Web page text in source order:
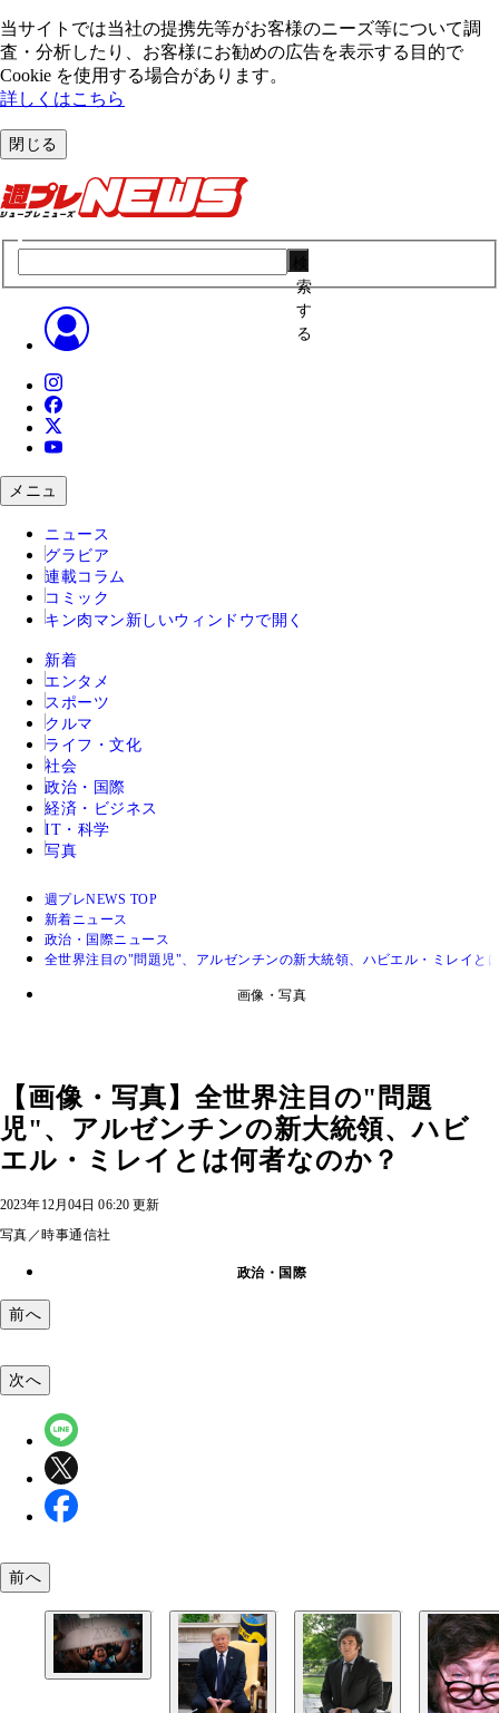
当サイトでは当社の提携先等がお客様のニーズ等について調
査・分析したり、お客様にお勧めの広告を表⽰する⽬的で
Cookie を使⽤する場合があります。
詳しくはこちら
閉じる
索
す
る
メニュ
ニュース
グラビア
連載コラム
コミック
キン肉マン 新しいウィンドウで開く
新着
エンタメ
スポーツ
クルマ
ライフ・文化
社会
政治・国際
経済・ビジネス
IT・科学
写真
週プレNEWS TOP
新着ニュース
政治・国際ニュース
全世界注目の"問題児"、アルゼンチンの新大統領、ハビエル・ミレイと
画像・写真
【画像・写真】全世界注目の"問題
児"、アルゼンチンの新大統領、ハビ
エル・ミレイとは何者なのか？
2023年12月04日 06:20 更新
写真／時事通信社
政治・国際
前へ
複数回のデフォルト（債務不履行）を経験し、な
次へ
前へ